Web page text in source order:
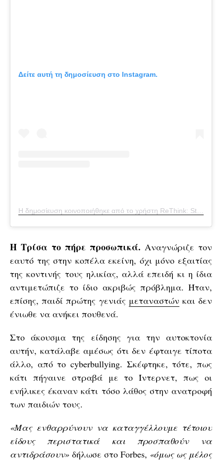
Δείτε αυτή τη δημοσίευση στο Instagram.
H Τρίσα το πήρε προσωπικά. Αναγνώριζε τον
εαυτό της στην κοπέλα εκείνη, όχι μόνο εξαιτίας
της κοντινής τους ηλικίας, αλλά επειδή κι η ίδια
αντιμετώπιζε το ίδιο ακριβώς πρόβλημα. Ήταν,
επίσης, παιδί πρώτης γενιάς μεταναστών και δεν
ένιωθε να ανήκει πουθενά.
Στο άκουσμα της είδησης για την αυτοκτονία
αυτήν, κατάλαβε αμέσως ότι δεν έφταιγε τίποτα
άλλο, από το cyberbullying. Σκέφτηκε, τότε, πως
κάτι πήγαινε στραβά με το Ίντερνετ, πως οι
ενήλικες έκαναν κάτι τόσο λάθος στην ανατροφή
των παιδιών τους.
«Μας ενθαρρύνουν να καταγγέλλουμε τέτοιου
είδους περιστατικά και προσπαθούν να
αντιδράσουν» δήλωσε στο Forbes, «όμως ως μέλος